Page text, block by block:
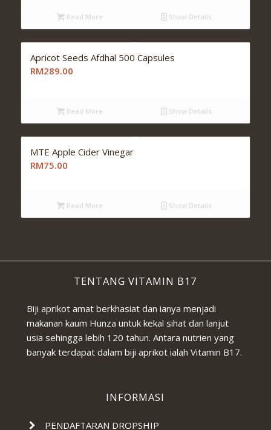
Read More Show Details
Apricot Seeds Afdhal 500 Capsules
RM289.00
Read More Show Details
MTE Apple Cider Vinegar
RM75.00
Read More Show Details
TENTANG VITAMIN B17
Biji aprikot amat berkhasiat dan ianya menjadi
makanan kaum Hunza untuk kekal sihat dan lanjut
usia sehingga lebih 120 tahun. Antara nutrien yang
banyak terdapat dalam biji aprikot ialah Vitamin B17.
INFORMASI
PENDAFTARAN DROPSHIP